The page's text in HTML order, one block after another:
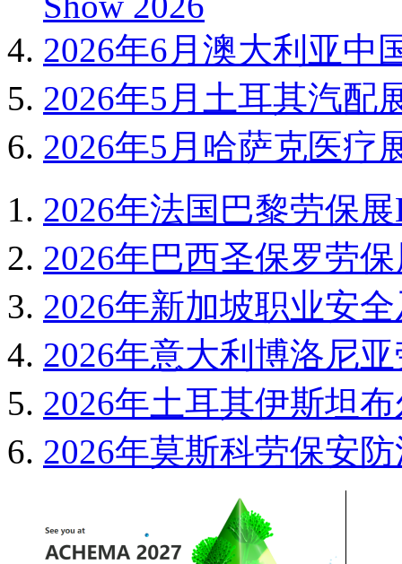
2026年6月澳大利亚中
2026年5月土耳其汽配
2026年5月哈萨克医疗
2026年法国巴黎劳保
2026年巴西圣保罗劳保
2026年新加坡职业安
2026年意大利博洛尼
2026年土耳其伊斯坦
2026年莫斯科劳保安